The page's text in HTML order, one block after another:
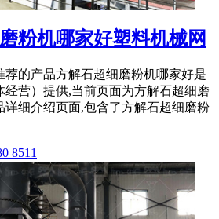
粉机哪家好塑料机械网
荐的产品方解石超细磨粉机哪家好是
经营）提供,当前页面为方解石超细磨
详细介绍页面,包含了方解石超细磨粉
8511